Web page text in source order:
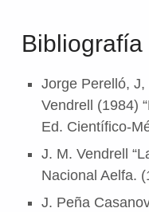
Bibliografía
Jorge Perelló,
Vendrell (1984)
Ed. Científico-
J. M. Vendrell
Nacional Aelfa.
J. Peña